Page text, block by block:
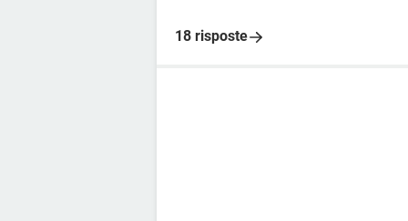
18 risposte